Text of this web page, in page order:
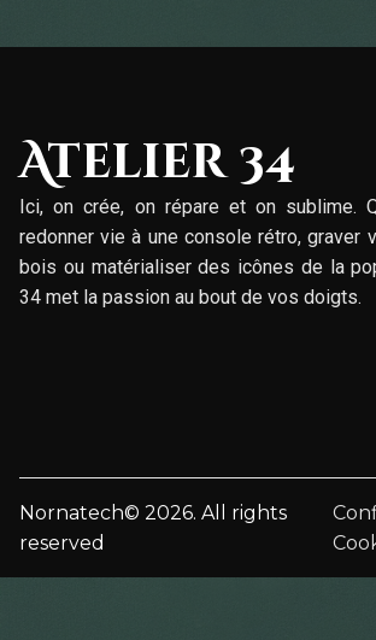
Atelier 34
Ici, on crée, on répare et on sublime.
redonner vie à une console rétro, graver
bois ou matérialiser des icônes de la
34 met la passion au bout de vos doigts.
Nornatech© 2026. All rights
reserved